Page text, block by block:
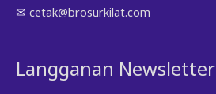
✉ cetak@brosurkilat.com
Langganan Newsletter